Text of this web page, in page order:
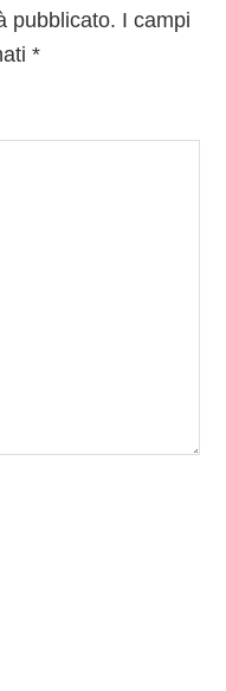
pubblicato. I campi
*